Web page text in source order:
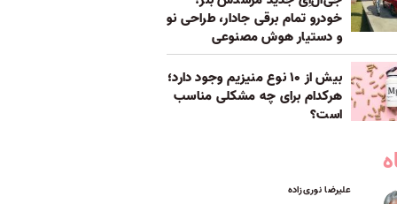
خودرو تمام برقی جادار، طراحی نو
و دستیار هوش مصنوعی
بیش از ۱۰ نوع منیزیم وجود دارد؛
هر‌کدام برای چه مشکلی مناسب‌
است؟
علیرضا نوری‌زاده